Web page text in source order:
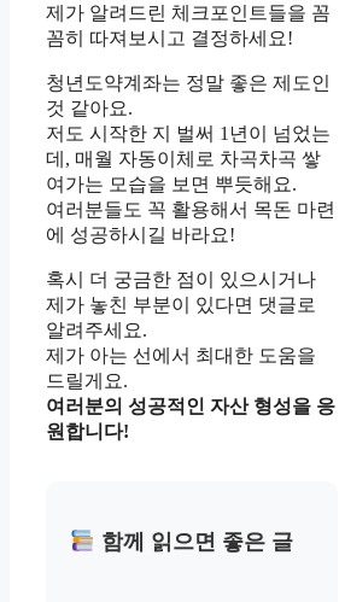
제가 알려드린 체크포인트들을 꼼
꼼히 따져보시고 결정하세요!
청년도약계좌는 정말 좋은 제도인
것 같아요.
저도 시작한 지 벌써 1년이 넘었는
데, 매월 자동이체로 차곡차곡 쌓
여가는 모습을 보면 뿌듯해요.
여러분들도 꼭 활용해서 목돈 마련
에 성공하시길 바라요!
혹시 더 궁금한 점이 있으시거나
제가 놓친 부분이 있다면 댓글로
알려주세요.
제가 아는 선에서 최대한 도움을
드릴게요.
여러분의 성공적인 자산 형성을 응
원합니다!
함께 읽으면 좋은 글